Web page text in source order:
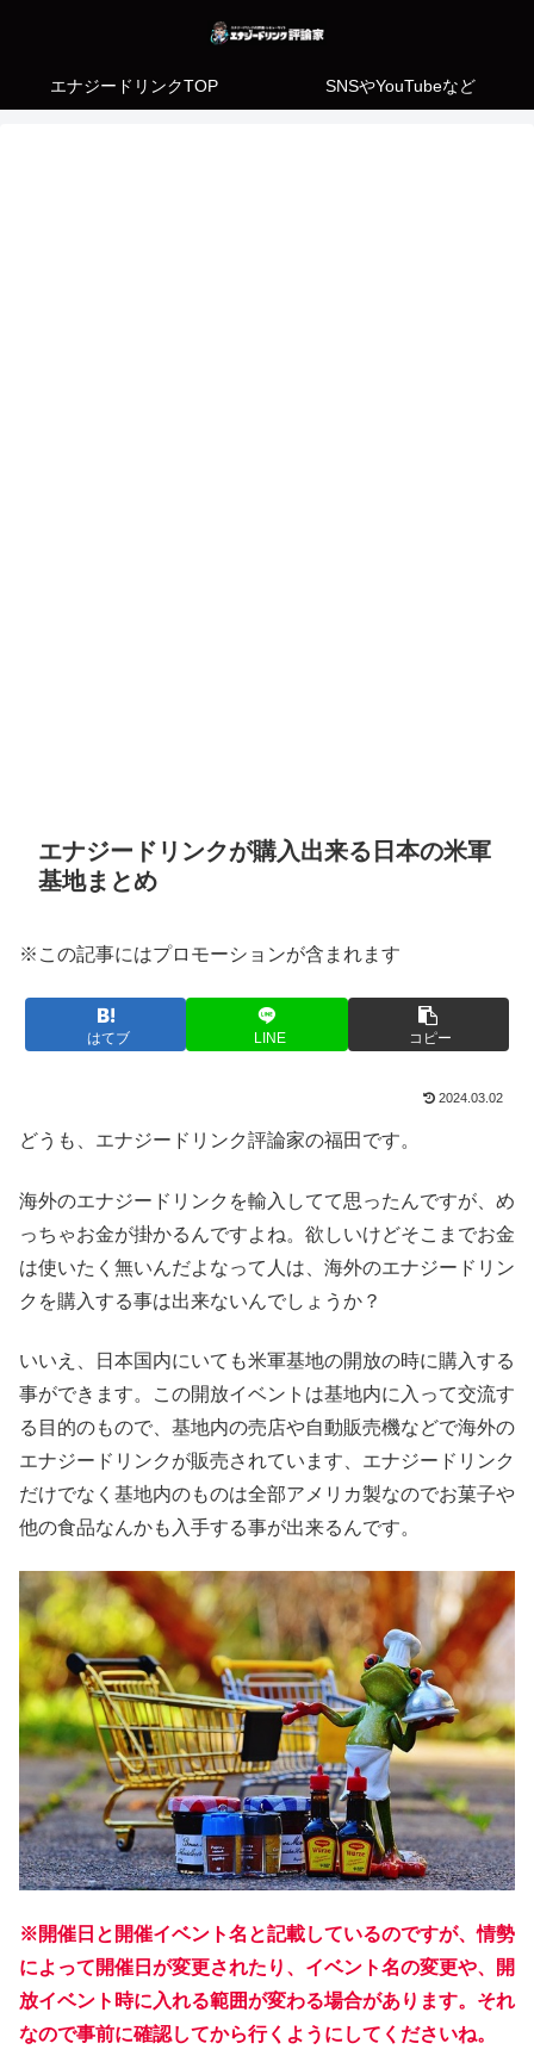
エナジードリンクTOP SNSやYouTubeなど
エナジードリンクが購入出来る日本の米軍
基地まとめ
※この記事にはプロモーションが含まれます
はてブ LINE コピー
2024.03.02
どうも、エナジードリンク評論家の福田です。
海外のエナジードリンクを輸入してて思ったんですが、め
っちゃお金が掛かるんですよね。欲しいけどそこまでお金
は使いたく無いんだよなって人は、海外のエナジードリン
クを購入する事は出来ないんでしょうか？
いいえ、日本国内にいても米軍基地の開放の時に購入する
事ができます。
この開放イベントは基地内に入って交流す
る目的のもので、基地内の売店や自動販売機などで海外の
エナジードリンクが販売されています、エナジードリンク
だけでなく基地内のものは全部アメリカ製なのでお菓子や
他の食品なんかも入手する事が出来るんです。
※開催日と開催イベント名と記載しているのですが、情勢
によって開催日が変更されたり、イベント名の変更や、開
放イベント時に入れる範囲が変わる場合があります。それ
なので事前に確認してから行くようにしてくださいね。